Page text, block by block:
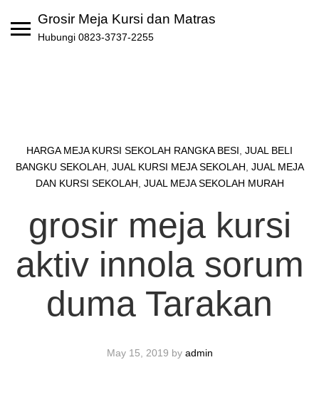
Grosir Meja Kursi dan Matras
Hubungi 0823-3737-2255
HARGA MEJA KURSI SEKOLAH RANGKA BESI JUAL BELI
BANGKU SEKOLAH JUAL KURSI MEJA SEKOLAH JUAL MEJA
DAN KURSI SEKOLAH JUAL MEJA SEKOLAH MURAH
grosir meja kursi
aktiv innola sorum
duma Tarakan
May 15, 2019 by admin